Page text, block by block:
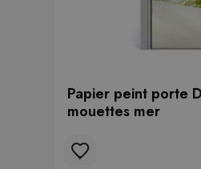
Papier peint porte
mouettes mer